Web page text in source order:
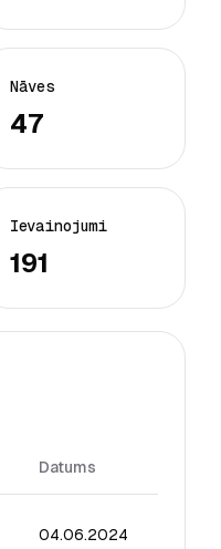
Nāves
47
Ievainojumi
191
Datums
04.06.2024